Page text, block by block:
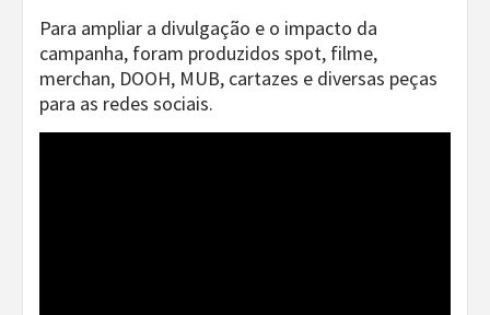
Para ampliar a divulgação e o impacto da
campanha, foram produzidos spot, filme,
merchan, DOOH, MUB, cartazes e diversas peças
para as redes sociais.